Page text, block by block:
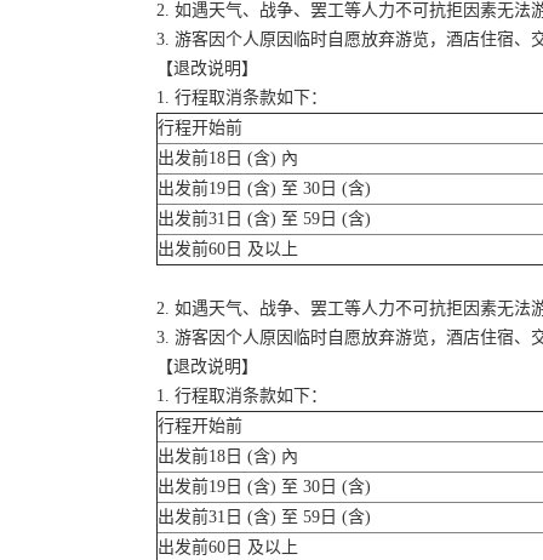
2. 如遇天气、战争、罢工等人力不可抗拒因素无
3. 游客因个人原因临时自愿放弃游览，酒店住宿、
【退改说明】
1. 行程取消条款如下：
行程开始前
出发前18日 (含) 內
出发前19日 (含) 至 30日 (含)
出发前31日 (含) 至 59日 (含)
出发前60日 及以上
2. 如遇天气、战争、罢工等人力不可抗拒因素无
3. 游客因个人原因临时自愿放弃游览，酒店住宿、
【退改说明】
1. 行程取消条款如下：
行程开始前
出发前18日 (含) 內
出发前19日 (含) 至 30日 (含)
出发前31日 (含) 至 59日 (含)
出发前60日 及以上